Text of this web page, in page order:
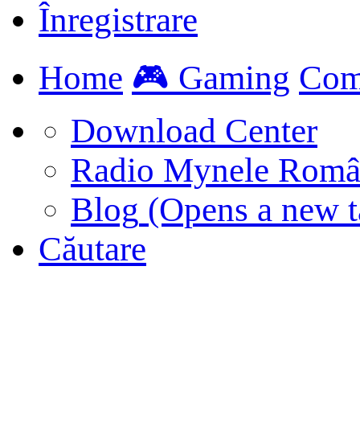
Înregistrare
Home 🎮 Gaming
Download Center
Radio Mynele
Blog (Opens a new
Căutare